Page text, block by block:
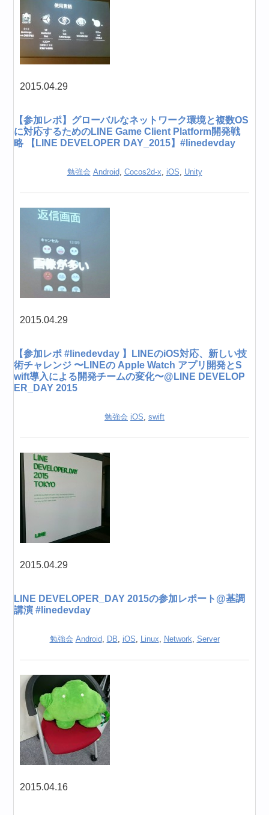
2015.04.29
【参加レポ】グローバルなネットワーク環境と複数OS
に対応するためのLINE Game Client Platform開発戦
略 【LINE DEVELOPER DAY_2015】#linedevday
勉強会 Android, Cocos2d-x, iOS, Unity
2015.04.29
【参加レポ #linedevday 】LINEのiOS対応、新しい技
術チャレンジ 〜LINEの Apple Watch アプリ開発とS
wift導入による開発チームの変化〜@LINE DEVELOP
ER_DAY 2015
勉強会 iOS, swift
2015.04.29
LINE DEVELOPER_DAY 2015の参加レポート@基調
講演 #linedevday
勉強会 Android, DB, iOS, Linux, Network, Server
2015.04.16